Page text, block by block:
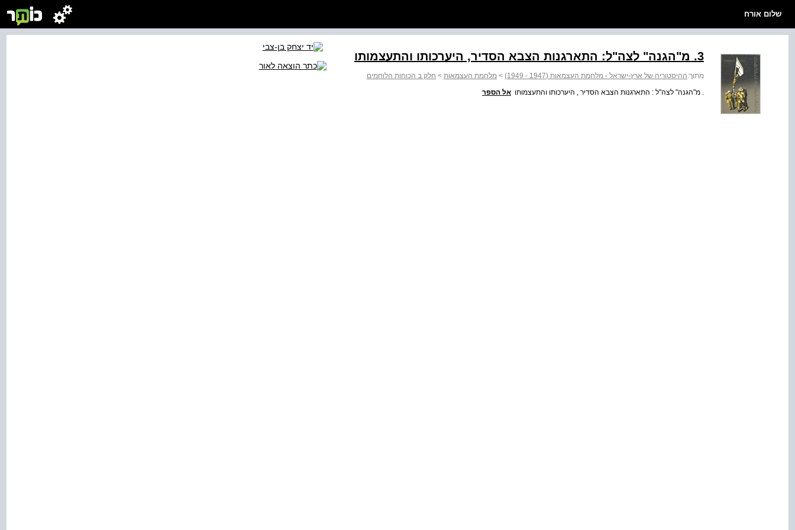
שלום אורח
3. מ"הגנה" לצה"ל: התארגנות הצבא הסדיר, היערכותו והתעצמותו
מתוך:ההיסטוריה של ארץ-ישראל - מלחמת העצמאות (1947 - 1949) > מלחמת העצמאות > חלק ב הכוחות הלוחמים
. מ"הגנה" לצה"ל : התארגנות הצבא הסדיר , היערכותו והתעצמותו אל הספר